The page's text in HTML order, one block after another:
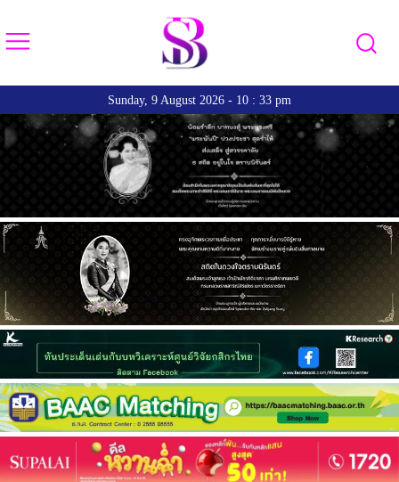
Sunday, 9 August 2026 - 10 : 33 pm